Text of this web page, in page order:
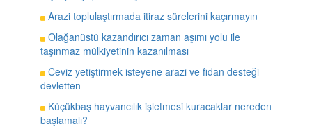
Arazi toplulaştırmada itiraz sürelerini kaçırmayın
Olağanüstü kazandırıcı zaman aşımı yolu ile
taşınmaz mülkiyetinin kazanılması
Ceviz yetiştirmek isteyene arazi ve fidan desteği
devletten
Küçükbaş hayvancılık işletmesi kuracaklar nereden
başlamalı?